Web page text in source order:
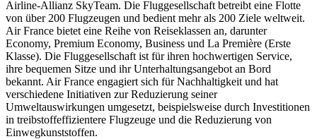
Airline-Allianz SkyTeam. Die Fluggesellschaft betreibt eine Flotte
von über 200 Flugzeugen und bedient mehr als 200 Ziele weltweit.
Air France bietet eine Reihe von Reiseklassen an, darunter
Economy, Premium Economy, Business und La Première (Erste
Klasse). Die Fluggesellschaft ist für ihren hochwertigen Service,
ihre bequemen Sitze und ihr Unterhaltungsangebot an Bord
bekannt. Air France engagiert sich für Nachhaltigkeit und hat
verschiedene Initiativen zur Reduzierung seiner
Umweltauswirkungen umgesetzt, beispielsweise durch Investitionen
in treibstoffeffizientere Flugzeuge und die Reduzierung von
Einwegkunststoffen.